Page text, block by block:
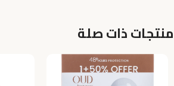
منتجات ذات صلة